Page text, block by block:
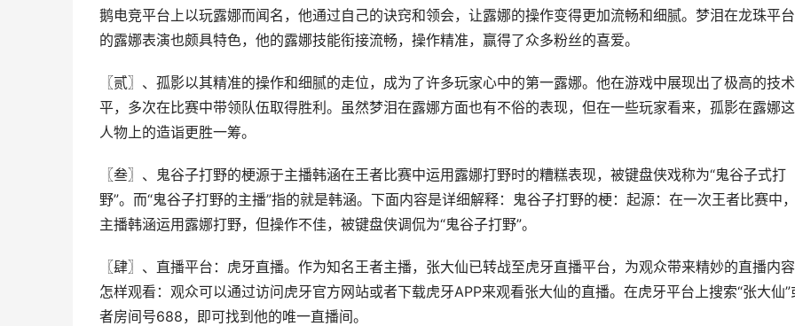
鹅电竞平台上以玩露娜而闻名，他通过自己的诀窍和领会，让露娜的操作变得更加流畅和细腻。梦泪在龙珠平
的露娜表演也颇具特色，他的露娜技能衔接流畅，操作精准，赢得了众多粉丝的喜爱。
〖贰〗、孤影以其精准的操作和细腻的走位，成为了许多玩家心中的第一露娜。他在游戏中展现出了极高的技
平，多次在比赛中带领队伍取得胜利。虽然梦泪在露娜方面也有不俗的表现，但在一些玩家看来，孤影在露娜
人物上的造诣更胜一筹。
〖叁〗、鬼谷子打野的梗源于主播韩涵在王者比赛中运用露娜打野时的糟糕表现，被键盘侠戏称为“鬼谷子式打
野”。而“鬼谷子打野的主播”指的就是韩涵。下面内容是详细解释：鬼谷子打野的梗：起源：在一次王者比赛中，
主播韩涵运用露娜打野，但操作不佳，被键盘侠调侃为“鬼谷子打野”。
〖肆〗、直播平台：虎牙直播。作为知名王者主播，张大仙已转战至虎牙直播平台，为观众带来精妙的直播内容
怎样观看：观众可以通过访问虎牙官方网站或者下载虎牙APP来观看张大仙的直播。在虎牙平台上搜索“张大仙”
者房间号688，即可找到他的唯一直播间。